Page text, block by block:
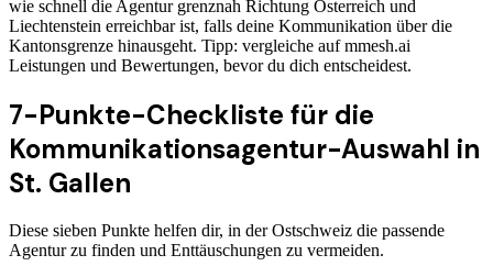
wie schnell die Agentur grenznah Richtung Österreich und
Liechtenstein erreichbar ist, falls deine Kommunikation über die
Kantonsgrenze hinausgeht. Tipp: vergleiche auf mmesh.ai
Leistungen und Bewertungen, bevor du dich entscheidest.
7-Punkte-Checkliste für die
Kommunikationsagentur-Auswahl in
St. Gallen
Diese sieben Punkte helfen dir, in der Ostschweiz die passende
Agentur zu finden und Enttäuschungen zu vermeiden.